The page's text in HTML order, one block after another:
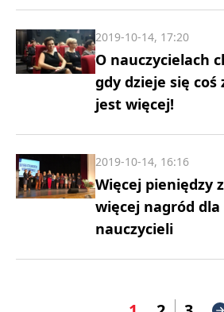
O nauczycielach
gdy dzieje się coś
jest więcej!
2019-10-14, 17:20
Więcej pieniędzy
więcej nagród dla
nauczycieli
2019-10-14, 16:16